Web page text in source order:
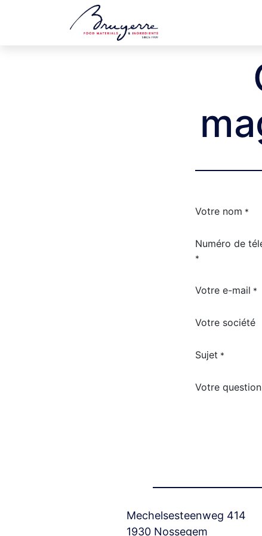
Votre nom *
Numéro de
*
Votre e-mail *
Votre société
Sujet *
Votre question
Mechelsesteenweg 414
1930 Nossegem